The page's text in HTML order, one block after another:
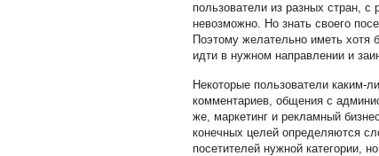
пользователи из разных стран,
невозможно. Но знать своего
Поэтому желательно иметь хотя
идти в нужном направлении и
Некоторые пользователи каким-
комментариев, общения с
же, маркетинг и рекламный
конечных целей определяются
посетителей нужной категории,